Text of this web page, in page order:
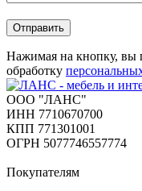
Отправить
Нажимая на кнопку, вы
обработку
ООО "ЛАНС"
ИНН 7710670700
КПП 771301001
ОГРН 5077746557774
Покупателям